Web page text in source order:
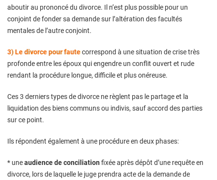
aboutir au prononcé du divorce. Il n’est plus possible pour un
conjoint de fonder sa demande sur l’altération des facultés
mentales de l’autre conjoint.
3) Le divorce pour fautecorrespond à une situation de crise très
profonde entre les époux qui engendre un conflit ouvert et rude
rendant la procédure longue, difficile et plus onéreuse.
Ces 3 derniers types de divorce ne règlent pas le partage et la
liquidation des biens communs ou indivis, sauf accord des parties
sur ce point.
Ils répondent également à une procédure en deux phases:
* uneaudience de conciliation fixée après dépôt d’une requête en
divorce, lors de laquelle le juge prendra acte de la demande de